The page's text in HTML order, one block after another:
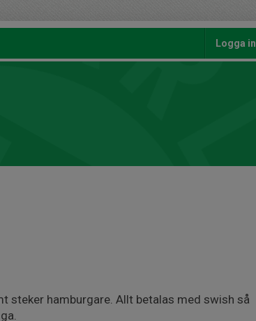
Logga in
steker hamburgare. Allt betalas med swish så